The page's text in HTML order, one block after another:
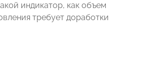
индикатор, как объем
требует доработки